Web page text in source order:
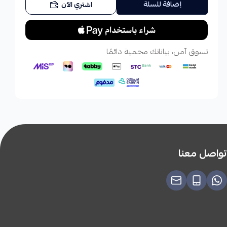
إضافة للسلة اشتري الآن
تسوق آمن، بياناتك محمية دائمًا
تواصل معنا